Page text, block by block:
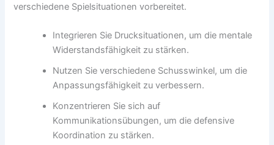
verschiedene Spielsituationen vorbereitet.
Integrieren Sie Drucksituationen, um die mentale
Widerstandsfähigkeit zu stärken.
Nutzen Sie verschiedene Schusswinkel, um die
Anpassungsfähigkeit zu verbessern.
Konzentrieren Sie sich auf
Kommunikationsübungen, um die defensive
Koordination zu stärken.